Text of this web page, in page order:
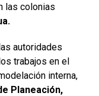
las colonias
autoridades
trabajos en el
interna,
Planeación,